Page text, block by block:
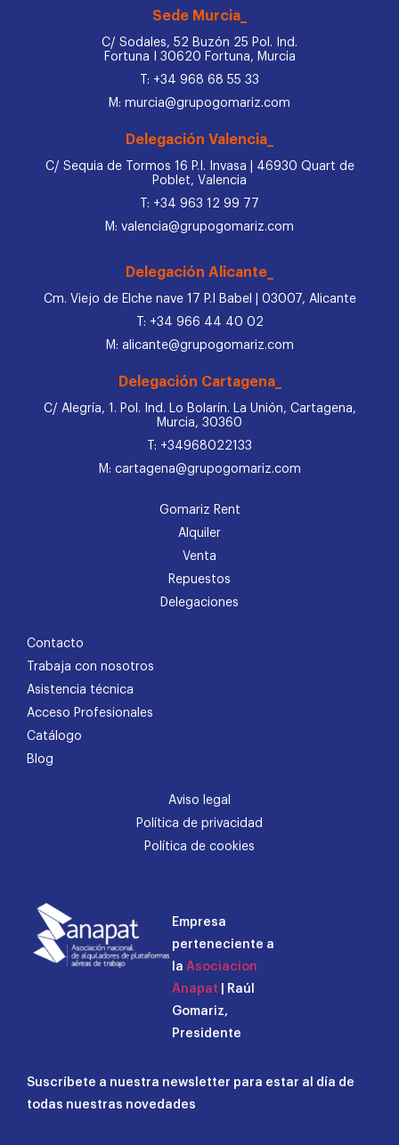
Sede Murcia_
C/ Sodales, 52 Buzón 25 Pol. Ind.
Fortuna I 30620 Fortuna, Murcia
T: +34 968 68 55 33
M: murcia@grupogomariz.com
Delegación Valencia_
C/ Sequia de Tormos 16 P.I. Invasa | 46930 Quart de
Poblet, Valencia
T: +34 963 12 99 77
M: valencia@grupogomariz.com
Delegación Alicante_
Cm. Viejo de Elche nave 17 P.I Babel | 03007, Alicante
T: +34 966 44 40 02
M: alicante@grupogomariz.com
Delegación Cartagena_
C/ Alegría, 1. Pol. Ind. Lo Bolarín. La Unión, Cartagena,
Murcia, 30360
T: +34968022133
M: cartagena@grupogomariz.com
Gomariz Rent
Alquiler
Venta
Repuestos
Delegaciones
Contacto
Trabaja con nosotros
Asistencia técnica
Acceso Profesionales
Catálogo
Blog
Aviso legal
Política de privacidad
Política de cookies
Empresa
perteneciente a
la Asociacion
Anapat | Raúl
Gomariz,
Presidente
Suscríbete a nuestra newsletter para estar al día de
todas nuestras novedades